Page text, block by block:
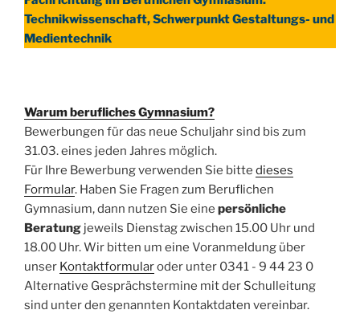
Technikwissenschaft, Schwerpunkt Gestaltungs- und
Medientechnik
Warum berufliches Gymnasium?
Bewerbungen für das neue Schuljahr sind bis zum
31.03. eines jeden Jahres möglich.
Für Ihre Bewerbung verwenden Sie bitte dieses
Formular. Haben Sie Fragen zum Beruflichen
Gymnasium, dann nutzen Sie eine persönliche
Beratung jeweils Dienstag zwischen 15.00 Uhr und
18.00 Uhr. Wir bitten um eine Voranmeldung über
unser Kontaktformularoder unter 0341 - 9 44 23 0
Alternative Gesprächstermine mit der Schulleitung
sind unter den genannten Kontaktdaten vereinbar.